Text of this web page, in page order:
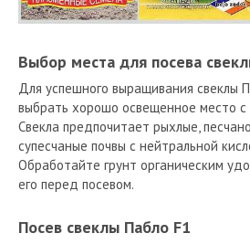
Выбор места для посева
Для успешного выращивания свеклы
выбрать хорошо освещенное место с
Свекла предпочитает рыхлые,
супесчаные почвы с нейтральной
Обработайте грунт органическим
его перед посевом.
Посев свеклы Пабло F1